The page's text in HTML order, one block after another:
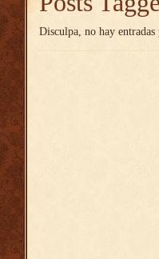
Disculpa, no hay entradas